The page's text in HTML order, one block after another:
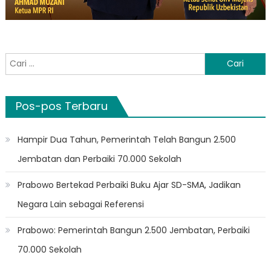
Cari
untuk:
Pos-pos Terbaru
Hampir Dua Tahun, Pemerintah Telah Bangun 2.500
Jembatan dan Perbaiki 70.000 Sekolah
Prabowo Bertekad Perbaiki Buku Ajar SD-SMA, Jadikan
Negara Lain sebagai Referensi
Prabowo: Pemerintah Bangun 2.500 Jembatan, Perbaiki
70.000 Sekolah